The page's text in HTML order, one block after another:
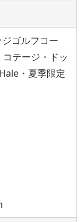
ゴルフコー
テージ・ドッ
・夏季限定